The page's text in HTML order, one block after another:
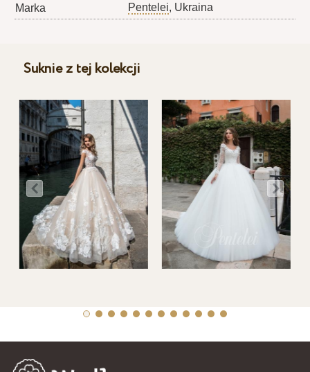
Marka
Pentelei, Ukraina
Suknie z tej kolekcji